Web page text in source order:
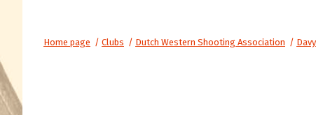
Home page / Clubs / Dutch Western Shooting Association /